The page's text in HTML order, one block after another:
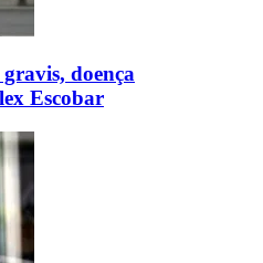
doença
Escobar